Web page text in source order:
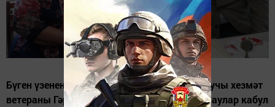
Бүген үзенең 100 яшьлек юбилеен каршылаучы хезмәт
ветераны Гәрәева Рәзинә Арслан кызы котлаулар кабул